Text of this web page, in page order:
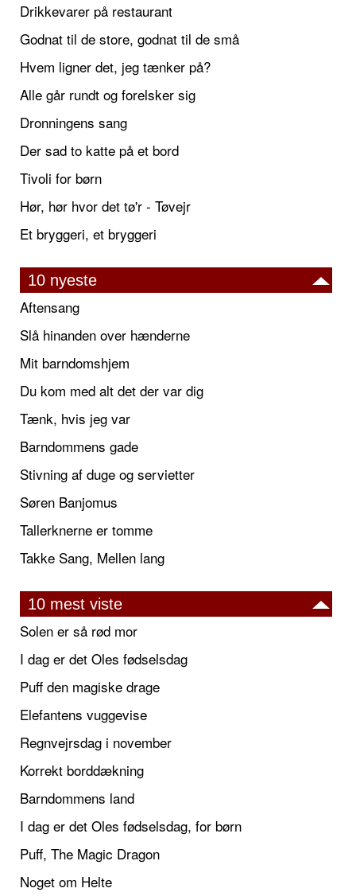
Drikkevarer på restaurant
Godnat til de store, godnat til de små
Hvem ligner det, jeg tænker på?
Alle går rundt og forelsker sig
Dronningens sang
Der sad to katte på et bord
Tivoli for børn
Hør, hør hvor det tø'r - Tøvejr
Et bryggeri, et bryggeri
10 nyeste
Aftensang
Slå hinanden over hænderne
Mit barndomshjem
Du kom med alt det der var dig
Tænk, hvis jeg var
Barndommens gade
Stivning af duge og servietter
Søren Banjomus
Tallerknerne er tomme
Takke Sang, Mellen lang
10 mest viste
Solen er så rød mor
I dag er det Oles fødselsdag
Puff den magiske drage
Elefantens vuggevise
Regnvejrsdag i november
Korrekt borddækning
Barndommens land
I dag er det Oles fødselsdag, for børn
Puff, The Magic Dragon
Noget om Helte